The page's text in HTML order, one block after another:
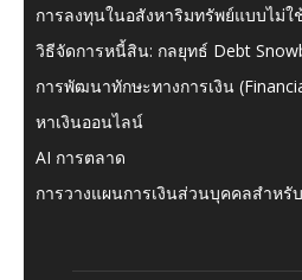
การลงทุนในอสังหาริมทรัพย์แบบไม่ใ
วิธีจัดการหนี้สิน: กลยุทธ์ Debt
การพัฒนาทักษะทางการเงิน
หาเงินออนไลน์
AI การตลาด
การวางแผนการเงินส่วนบุคคลสำหรั